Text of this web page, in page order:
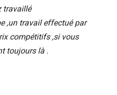
travaillé
,un travail effectué par
compétitifs ,si vous
toujours là .